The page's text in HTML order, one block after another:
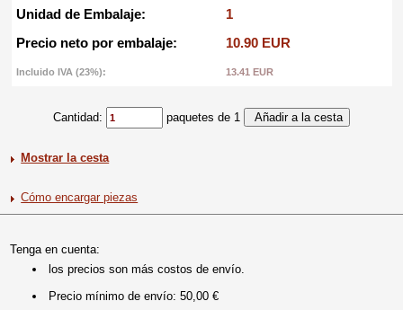
Unidad de Embalaje:
1
Precio neto por embalaje:
10.90 EUR
Incluido IVA (23%): 13.41 EUR
Cantidad: paquetes de 1
Mostrar la cesta
Cómo encargar piezas
Tenga en cuenta:
los precios son más costos de envío.
Precio mínimo de envío: 50,00 €